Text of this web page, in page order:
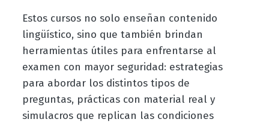
Estos cursos no solo enseñan contenido
lingüístico, sino que también brindan
herramientas útiles para enfrentarse al
examen con mayor seguridad: estrategias
para abordar los distintos tipos de
preguntas, prácticas con material real y
simulacros que replican las condiciones